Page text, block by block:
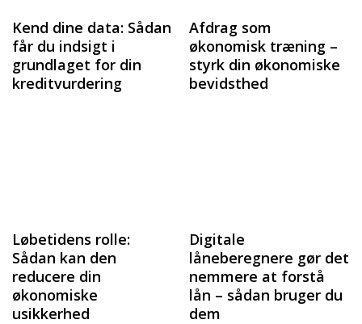
Kend dine data: Sådan
får du indsigt i
grundlaget for din
kreditvurdering
Afdrag som
økonomisk træning –
styrk din økonomiske
bevidsthed
Løbetidens rolle:
Sådan kan den
reducere din
økonomiske
usikkerhed
Digitale
låneberegnere gør det
nemmere at forstå
lån – sådan bruger du
dem